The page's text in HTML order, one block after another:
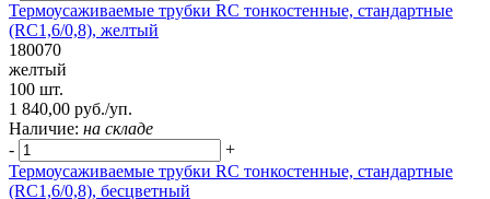
Термоусаживаемые трубки RC тонкостенные, стандартные
(RC1,6/0,8), желтый
180070
желтый
100 шт.
1 840,00 руб./уп.
Наличие: на складе
-
+
Термоусаживаемые трубки RC тонкостенные, стандартные
(RC1,6/0,8), бесцветный